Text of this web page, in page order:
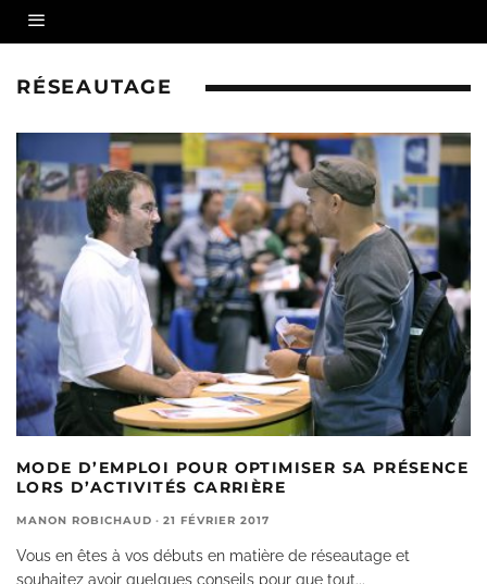
RÉSEAUTAGE
MODE D’EMPLOI POUR OPTIMISER SA PRÉSENCE
LORS D’ACTIVITÉS CARRIÈRE
MANON ROBICHAUD · 21 FÉVRIER 2017
Vous en êtes à vos débuts en matière de réseautage et
souhaitez avoir quelques conseils pour que tout...